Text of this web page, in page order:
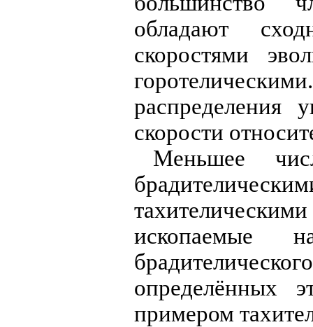
обладают
скоростями
распределения
скорости
Меньшее
ископаемые
определённых
примером